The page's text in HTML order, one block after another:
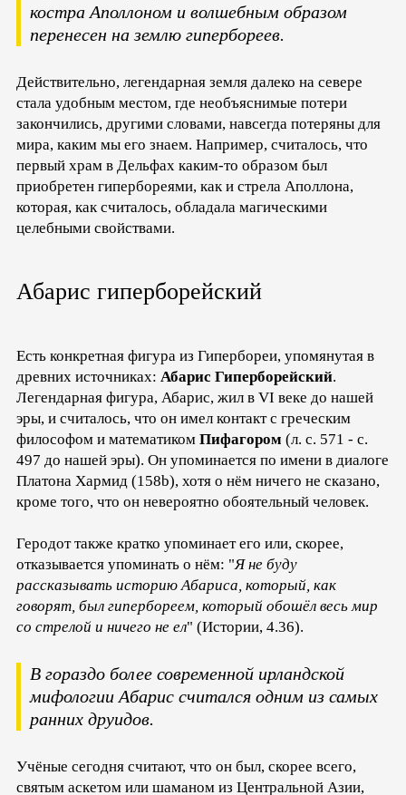
костра Аполлоном и волшебным образом
перенесен на землю гипербореев.
Действительно, легендарная земля далеко на севере
стала удобным местом, где необъяснимые потери
закончились, другими словами, навсегда потеряны для
мира, каким мы его знаем. Например, считалось, что
первый храм в Дельфах каким-то образом был
приобретен гипербореями, как и стрела Аполлона,
которая, как считалось, обладала магическими
целебными свойствами.
Абарис гиперборейский
Есть конкретная фигура из Гипербореи, упомянутая в
древних источниках: Абарис Гиперборейский.
Легендарная фигура, Абарис, жил в VI веке до нашей
эры, и считалось, что он имел контакт с греческим
философом и математиком Пифагором (л. с. 571 - с.
497 до нашей эры). Он упоминается по имени в диалоге
Платона Хармид (158b), хотя о нём ничего не сказано,
кроме того, что он невероятно обоятельный человек.
Геродот также кратко упоминает его или, скорее,
отказывается упоминать о нём: "Я не буду
рассказывать историю Абариса, который, как
говорят, был гипербореем, который обошёл весь мир
со стрелой и ничего не ел" (Истории, 4.36).
В гораздо более современной ирландской
мифологии Абарис считался одним из самых
ранних друидов.
Учёные сегодня считают, что он был, скорее всего,
святым аскетом или шаманом из Центральной Азии,